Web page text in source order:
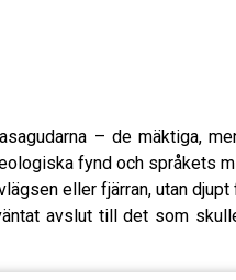
– de mäktiga,
fynd och språkets
eller fjärran, utan
avslut till det som